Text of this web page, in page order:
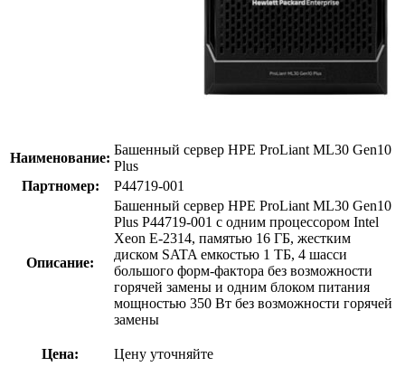
Наименование:
Башенный сервер HPE ProLiant ML30 Gen10
Plus
Партномер:
P44719-001
Описание:
Башенный сервер HPE ProLiant ML30 Gen10
Plus P44719-001 с одним процессором Intel
Xeon E-2314, памятью 16 ГБ, жестким
диском SATA емкостью 1 ТБ, 4 шасси
большого форм-фактора без возможности
горячей замены и одним блоком питания
мощностью 350 Вт без возможности горячей
замены
Цена: Цену уточняйте